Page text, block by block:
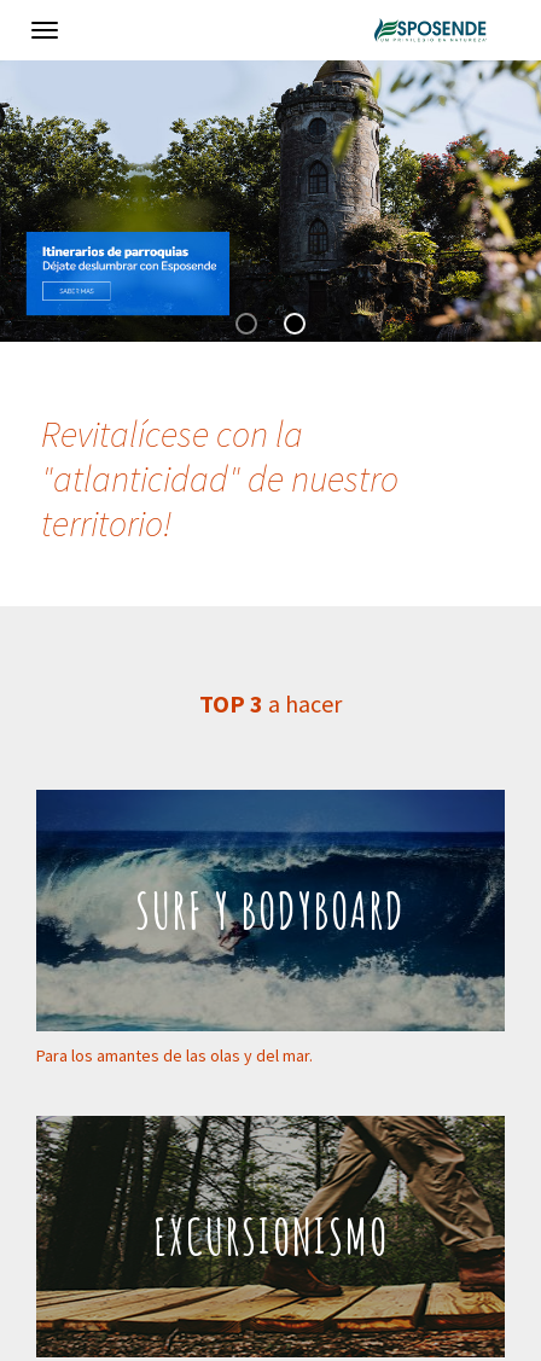
Toggle
navigation
Revitalícese con la
"atlanticidad" de nuestro
territorio!
TOP 3 a hacer
SURF Y BODYBOARD
Para los amantes de las olas y del mar.
EXCURSIONISMO